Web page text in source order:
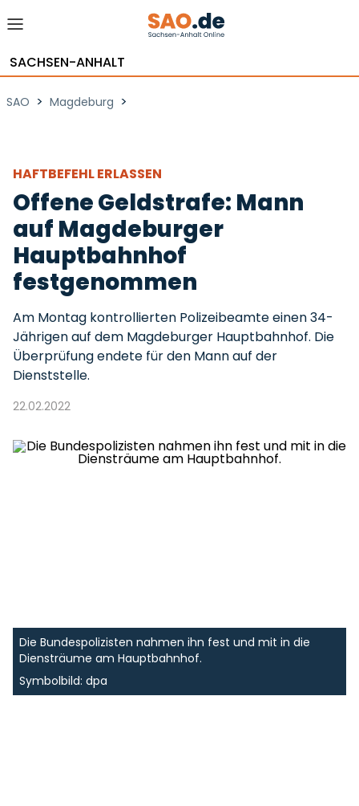
SACHSEN-ANHALT
SAO > Magdeburg >
HAFTBEFEHL ERLASSEN
Offene Geldstrafe: Mann
auf Magdeburger
Hauptbahnhof
festgenommen
Am Montag kontrollierten Polizeibeamte einen 34-
Jährigen auf dem Magdeburger Hauptbahnhof. Die
Überprüfung endete für den Mann auf der
Dienststelle.
22.02.2022
Die Bundespolizisten nahmen ihn fest und mit in die
Diensträume am Hauptbahnhof.
Symbolbild: dpa